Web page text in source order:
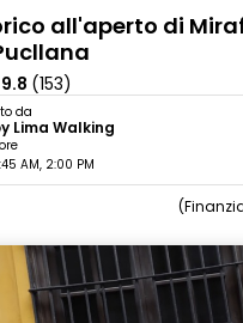
all'aperto di
9.8 (153)
da
Lima Walking
AM, 2:00 PM